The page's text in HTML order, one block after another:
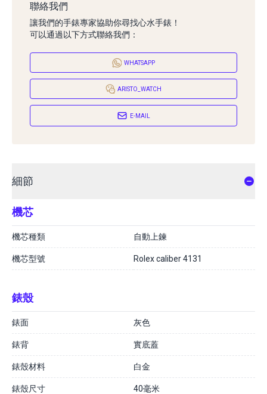
聯絡我們
讓我們的手錶專家協助你尋找心水手錶！
可以通過以下方式聯絡我們：
WHATSAPP
ARISTO_WATCH
E-MAIL
細節
機芯
機芯種類 自動上鍊
機芯型號 Rolex caliber 4131
錶殼
錶面 灰色
錶背 實底蓋
錶殼材料 白金
錶殼尺寸 40毫米